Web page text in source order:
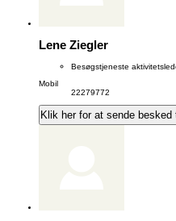
Lene Ziegler
Besøgstjeneste
Mobil
22279772
Klik her for at sende besked